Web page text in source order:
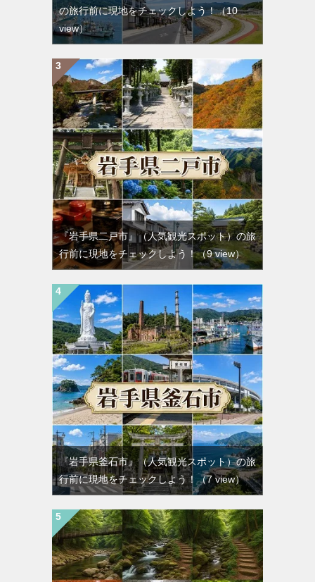
の旅行前に現地をチェックしよう！（10
view）
『岩手県二戸市』（人気観光スポット）の旅
行前に現地をチェックしよう！（9 view）
『岩手県釜石市』（人気観光スポット）の旅
行前に現地をチェックしよう！ （7 view）